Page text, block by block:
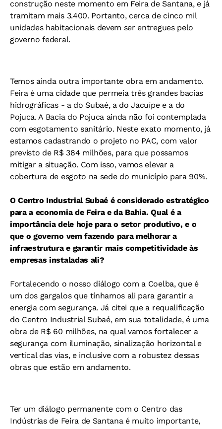
construção neste momento em Feira de Santana, e já
tramitam mais 3.400. Portanto, cerca de cinco mil
unidades habitacionais devem ser entregues pelo
governo federal.
Temos ainda outra importante obra em andamento.
Feira é uma cidade que permeia três grandes bacias
hidrográficas - a do Subaé, a do Jacuípe e a do
Pojuca. A Bacia do Pojuca ainda não foi contemplada
com esgotamento sanitário. Neste exato momento, já
estamos cadastrando o projeto no PAC, com valor
previsto de R$ 384 milhões, para que possamos
mitigar a situação. Com isso, vamos elevar a
cobertura de esgoto na sede do município para 90%.
O Centro Industrial Subaé é considerado estratégico
para a economia de Feira e da Bahia. Qual é a
importância dele hoje para o setor produtivo, e o
que o governo vem fazendo para melhorar a
infraestrutura e garantir mais competitividade às
empresas instaladas ali?
Fortalecendo o nosso diálogo com a Coelba, que é
um dos gargalos que tínhamos ali para garantir a
energia com segurança. Já citei que a requalificação
do Centro Industrial Subaé, em sua totalidade, é uma
obra de R$ 60 milhões, na qual vamos fortalecer a
segurança com iluminação, sinalização horizontal e
vertical das vias, e inclusive com a robustez dessas
obras que estão em andamento.
Ter um diálogo permanente com o Centro das
Indústrias de Feira de Santana é muito importante,